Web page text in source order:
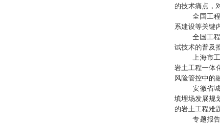
的技术痛点，
全国工
系建设等关键
全国工
试技术的普及
上海市
岩土工程一体
风险管控中的
安徽省
填埋场发展规
的岩土工程难
专题报